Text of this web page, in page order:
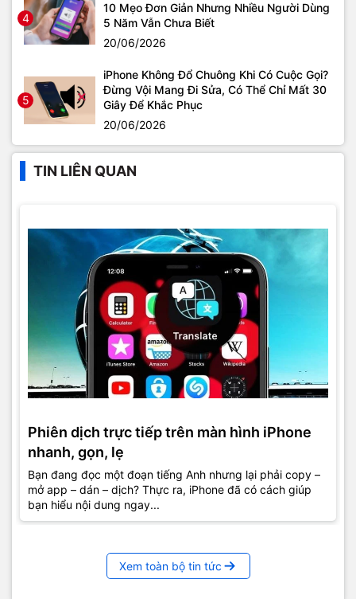
4
10 Mẹo Đơn Giản Nhưng Nhiều Người Dùng
5 Năm Vẫn Chưa Biết
20/06/2026
5
iPhone Không Đổ Chuông Khi Có Cuộc Gọi?
Đừng Vội Mang Đi Sửa, Có Thể Chỉ Mất 30
Giây Để Khắc Phục
20/06/2026
TIN LIÊN QUAN
Phiên dịch trực tiếp trên màn hình iPhone
nhanh, gọn, lẹ
Bạn đang đọc một đoạn tiếng Anh nhưng lại phải copy –
mở app – dán – dịch? Thực ra, iPhone đã có cách giúp
bạn hiểu nội dung ngay...
Xem toàn bộ tin tức